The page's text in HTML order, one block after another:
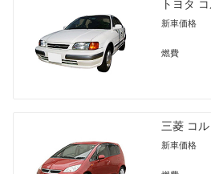
トヨタ
新車価格
燃費
三菱 コル
新車価格